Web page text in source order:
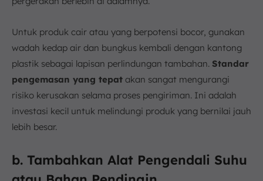
Untuk produk cair atau yang berpotensi bocor, gunakan
wadah kedap air dan bungkus kembali dengan kantong
plastik sebagai lapisan perlindungan tambahan. Standar
pengemasan yang tepat akan sangat mengurangi
risiko kerusakan selama proses pengiriman. Ini adalah
investasi kecil untuk melindungi produk yang bernilai jauh
lebih besar.
b. Tambahkan Alat Pengendali Suhu